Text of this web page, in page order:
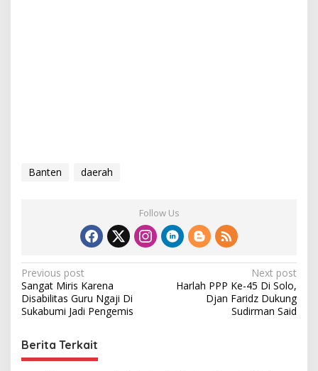
Banten daerah
Follow Us
P
o
s
t
n
Previous post
Sangat Miris Karena
Disabilitas Guru Ngaji Di
Sukabumi Jadi Pengemis
Next post
Harlah PPP Ke-45 Di Solo,
Djan Faridz Dukung
Sudirman Said
Berita Terkait